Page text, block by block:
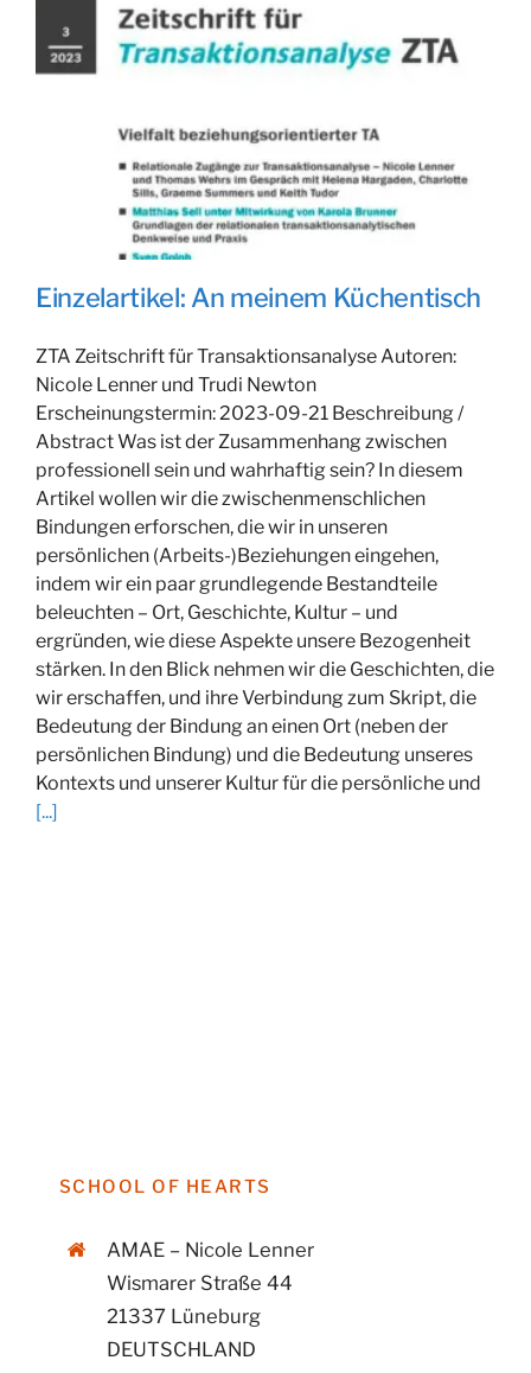
Einzelartikel: An meinem Küchentisch
ZTA Zeitschrift für Transaktionsanalyse Autoren:
Nicole Lenner und Trudi Newton
Erscheinungstermin: 2023-09-21 Beschreibung /
Abstract Was ist der Zusammenhang zwischen
professionell sein und wahrhaftig sein? In diesem
Artikel wollen wir die zwischenmenschlichen
Bindungen erforschen, die wir in unseren
persönlichen (Arbeits-)Beziehungen eingehen,
indem wir ein paar grundlegende Bestandteile
beleuchten – Ort, Geschichte, Kultur – und
ergründen, wie diese Aspekte unsere Bezogenheit
stärken. In den Blick nehmen wir die Geschichten, die
wir erschaffen, und ihre Verbindung zum Skript, die
Bedeutung der Bindung an einen Ort (neben der
persönlichen Bindung) und die Bedeutung unseres
Kontexts und unserer Kultur für die persönliche und
[...]
SCHOOL OF HEARTS
AMAE – Nicole Lenner
Wismarer Straße 44
21337 Lüneburg
DEUTSCHLAND